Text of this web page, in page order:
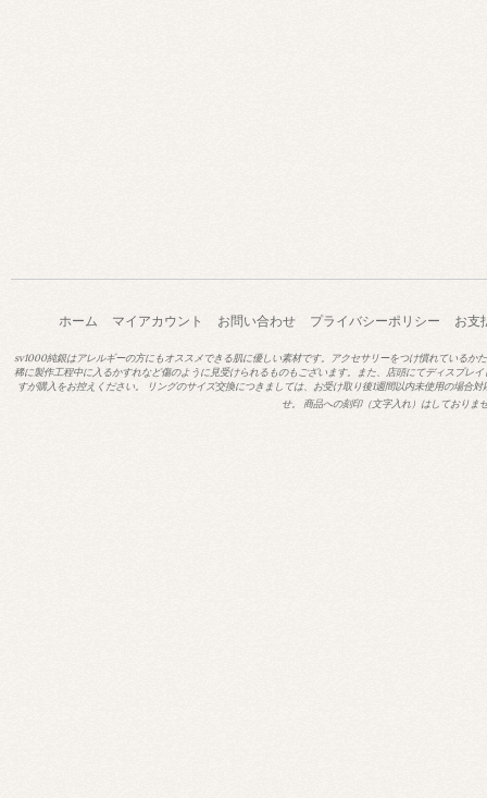
ホーム マイアカウント お問い合わせ プライバシーポリシー お支
sv1000純銀はアレルギーの方にもオススメできる肌に優しい素材です。アクセサリーをつけ慣れている
稀に製作工程中に入るかすれなど傷のように見受けられるものもございます。また、店頭にてディスプレ
すが購入をお控えください。 リングのサイズ交換につきましては、お受け取り後1週間以内未使用の場
せ。 商品への刻印（文字入れ）はしておりま